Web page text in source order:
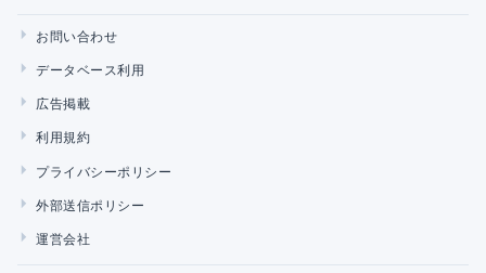
お問い合わせ
データベース利用
広告掲載
利用規約
プライバシーポリシー
外部送信ポリシー
運営会社